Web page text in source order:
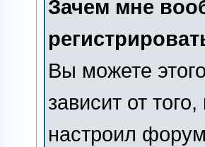
Зачем мне
Вы можете
зависит от
настроил